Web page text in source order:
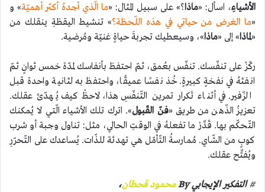
الأشياءِ، اسأل: «ماذا؟» على سبيل المثال: «ما الّذي أجدهُ أكثر أهميّة» و
«ما الغرض من حياتي في هذه اللّحظة؟» تنشيط اليقظةِ ينقلك من
«لماذا» إلى «ماذا»، وسيعطيك تجربةَ حياةٍ غنيّة ومُرضية.
ركّزْ على تنفّسك. تنفّس بعُمق، ثمّ احتفظ بأنفاسك لمدّة خمس ثوانٍ ثمّ
انفثهُ في نفخةٍ كبيرةٍ. خُذ نفسًا عميقًا، واحتفظ به لثانية واحدة قبل
الزّفير. في أثناء تَكرار تمرين التّنفّسِ هذا، لاحظْ كيف يُهدّئ عقلك.
تعزيزُ الذّهن من طريق «فنّ القَبول». اترك تلك الأشياء الّتي لا يُمكنك
التّحكّم بها. قَدِّرْ ما تفعلهُ في الوقتِ الحالي، مثل: تناول وجبة أو شرب
كوبٍ من الشّاي. مُمارسةُ التّأمّل هي تهدئة للذّات. يُساعدك على التّحرّرِ
ويُفتِّح عقلك.
#التفكير الإيجابي By محمود قحطان،